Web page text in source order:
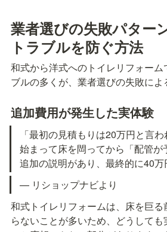
業者選びの失敗パター
トラブルを防ぐ方法
和式から洋式へのトイレリフォーム
ブルの多くが、業者選びの失敗によ
追加費用が発生した実体験
「最初の見積もりは20万円と言
始まって床を閊ってから「配管が
追加の説明があり、最終的に40万
— リショップナビより
和式トイレリフォームは、床を巨
らないことが多いため、どうして